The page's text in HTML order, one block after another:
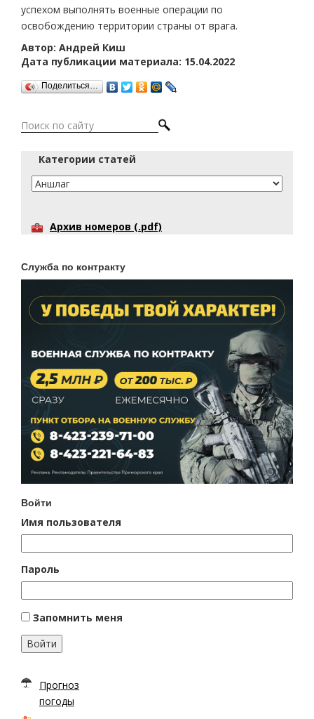
успехом выполнять военные операции по
освобождению территории страны от врага.
Автор: Андрей Киш
Дата публикации материала: 15.04.2022
Поделиться…
Категории статей
Архив номеров (.pdf)
Служба по контракту
Войти
Имя пользователя
Пароль
Запомнить меня
Войти
Прогноз
погоды